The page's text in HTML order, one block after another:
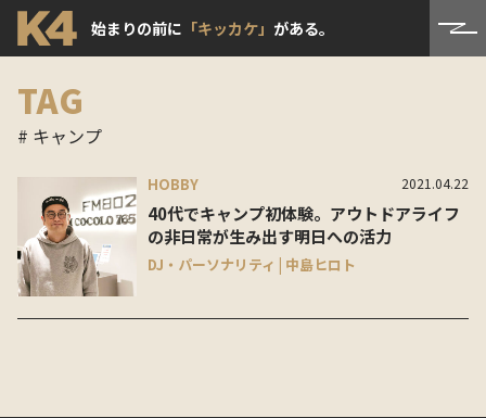
始まりの前に 「キッカケ」 がある。
TAG
# キャンプ
HOBBY 2021.04.22
40代でキャンプ初体験。アウトドアライフ
の非日常が生み出す明日への活力
DJ・パーソナリティ | 中島ヒロト